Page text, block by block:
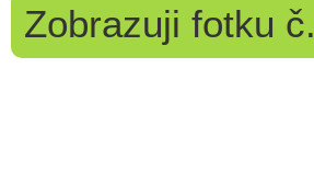
Zobrazuji fotku č.